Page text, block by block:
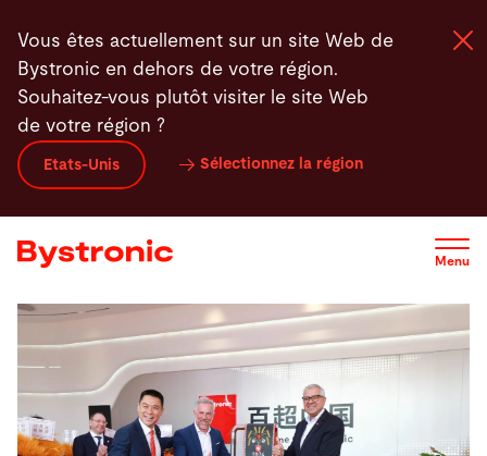
au
contenu
principal
Vous êtes actuellement sur un site Web de
Bystronic en dehors de votre région.
Souhaitez-vous plutôt visiter le site Web
de votre région ?
Etats-Unis Sélectionnez la région
Menu
Machines et Logiciel
Services
Actualités - Presse
Entreprise